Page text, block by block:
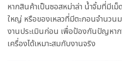
หากสินค้าเป็นซอสหม่าล่า น้ำจิ้มที่มีเ
ใหญ่ หรือของเหลวที่มีตะกอนจำนวน
งานประเมินก่อน เพื่อป้องกันปัญหาก
เครื่องได้เหมาะสมกับงานจริง